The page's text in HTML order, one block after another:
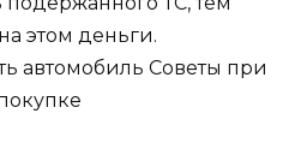
этом деньги.